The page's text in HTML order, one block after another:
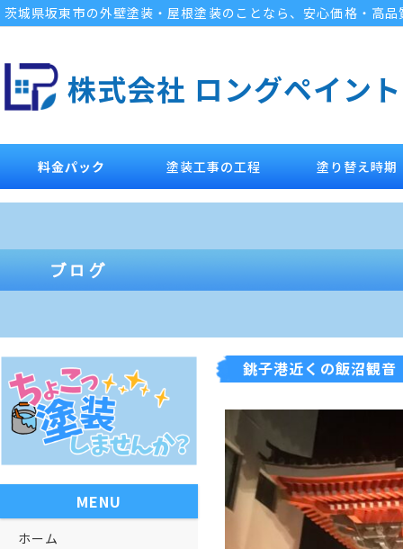
茨城県坂東市の外壁塗装・屋根塗装のことなら、安心価格・高
株式会社 ロングペイント
料金パック 塗装工事の工程 塗り替え時期
銚子港近くの飯沼観音
MENU
ホーム